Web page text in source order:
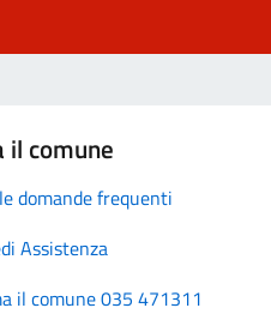
il comune
domande frequenti
Assistenza
il comune 035 471311